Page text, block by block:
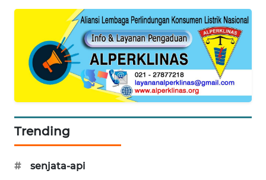
Trending
#
senjata-api
KARING
NEWS
MARITIM
NEWS